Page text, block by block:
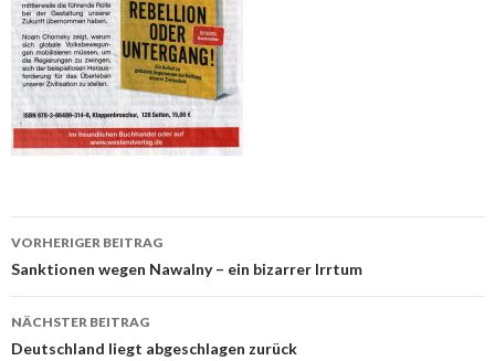
Beitrags-
Navigation
VORHERIGER BEITRAG
Sanktionen wegen Nawalny – ein bizarrer Irrtum
NÄCHSTER BEITRAG
Deutschland liegt abgeschlagen zurück